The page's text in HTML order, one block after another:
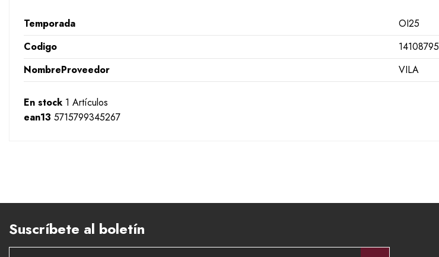
Temporada
OI25
Codigo
14108795
NombreProveedor
VILA
En stock 1 Artículos
ean13 5715799345267
Suscríbete al boletín